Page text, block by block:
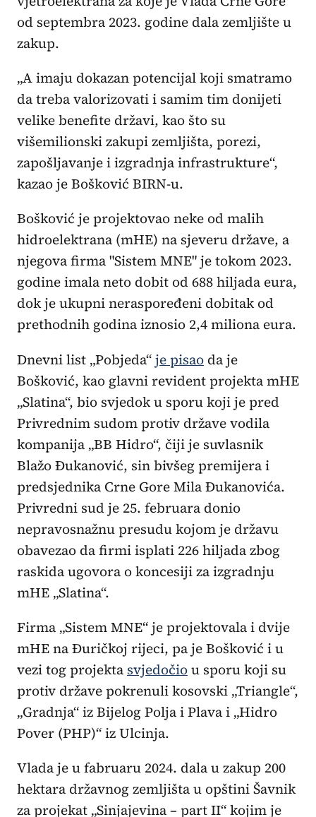
od septembra 2023. godine dala zemljište u
zakup.
„A imaju dokazan potencijal koji smatramo
da treba valorizovati i samim tim donijeti
velike benefite državi, kao što su
višemilionski zakupi zemljišta, porezi,
zapošljavanje i izgradnja infrastrukture“,
kazao je Bošković BIRN-u.
Bošković je projektovao neke od malih
hidroelektrana (mHE) na sjeveru države, a
njegova firma "Sistem MNE" je tokom 2023.
godine imala neto dobit od 688 hiljada eura,
dok je ukupni neraspoređeni dobitak od
prethodnih godina iznosio 2,4 miliona eura.
Dnevni list „Pobjeda“je pisao da je
Bošković, kao glavni revident projekta mHE
„Slatina“, bio svjedok u sporu koji je pred
Privrednim sudom protiv države vodila
kompanija „BB Hidro“, čiji je suvlasnik
Blažo Đukanović, sin bivšeg premijera i
predsjednika Crne Gore Mila Đukanovića.
Privredni sud je 25. februara donio
nepravosnažnu presudu kojom je državu
obavezao da firmi isplati 226 hiljada zbog
raskida ugovora o koncesiji za izgradnju
mHE „Slatina“.
Firma „Sistem MNE“ je projektovala i dvije
mHE na Đuričkoj rijeci, pa je Bošković i u
vezi tog projekta svjedočiou sporu koji su
protiv države pokrenuli kosovski „Triangle“,
„Gradnja“ iz Bijelog Polja i Plava i „Hidro
Pover (PHP)“ iz Ulcinja.
Vlada je u fabruaru 2024. dala u zakup 200
hektara državnog zemljišta u opštini Šavnik
za projekat „Sinjajevina – part II“ kojim je